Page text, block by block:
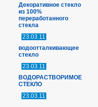
Декоративное стекло
из 100%
переработанного
стекла
23.03.11
водоотталкивающее
стекло
23.03.11
ВОДОРАСТВОРИМОЕ
СТЕКЛО
23.03.11